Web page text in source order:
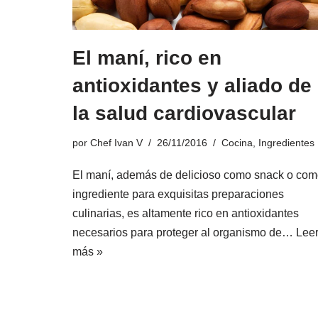
El maní, rico en
antioxidantes y aliado de
la salud cardiovascular
por Chef Ivan V 26/11/2016 Cocina, Ingredientes
El maní, además de delicioso como snack o
ingrediente para exquisitas preparaciones
culinarias, es altamente rico en antioxidantes
necesarios para proteger al organismo de… Leer
más »